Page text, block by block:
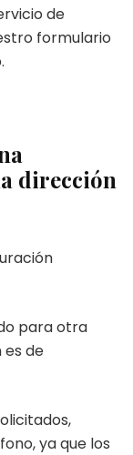
de
formulario
dirección
para otra
de
ya que los